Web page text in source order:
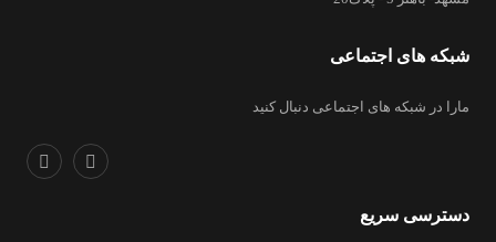
شبکه های اجتماعی
مارا در شبکه های اجتماعی دنبال کنید
دسترسی سریع